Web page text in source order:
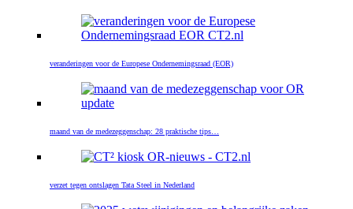
veranderingen voor de Europese Ondernemingsraad (EOR)
maand van de medezeggenschap: 28 praktische tips…
verzet tegen ontslagen Tata Steel in Nederland